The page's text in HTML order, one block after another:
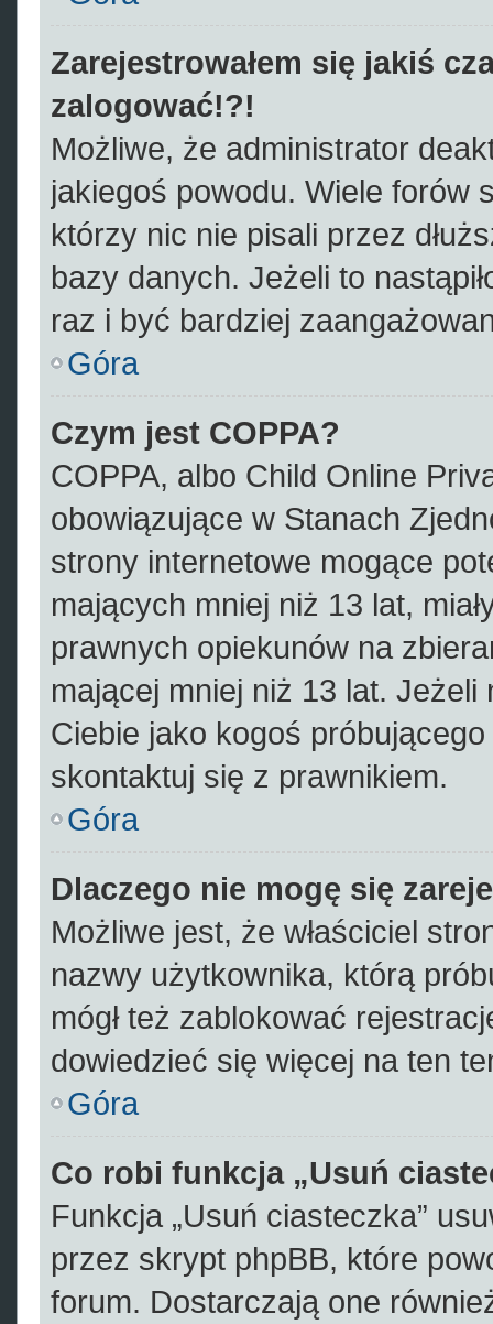
Zarejestrowałem się jakiś
zalogować!?!
Możliwe, że administrator
jakiegoś powodu. Wiele forów
którzy nic nie pisali przez
bazy danych. Jeżeli to
raz i być bardziej
Góra
Czym jest COPPA?
COPPA, albo Child Online
obowiązujące w Stanach
strony internetowe mogące
mających mniej niż 13 lat,
prawnych opiekunów na
mającej mniej niż 13 lat.
Ciebie jako kogoś
skontaktuj się z prawnikiem.
Góra
Dlaczego nie mogę się
Możliwe jest, że właściciel
nazwy użytkownika, którą
mógł też zablokować
dowiedzieć się więcej na ten
Góra
Co robi funkcja „Usuń
Funkcja „Usuń ciasteczka”
przez skrypt phpBB, które
forum. Dostarczają one